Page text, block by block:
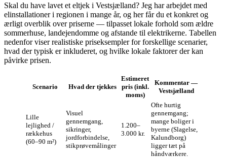
Skal du have lavet et eltjek i Vestsjælland? Jeg har arbejdet med
elinstallationer i regionen i mange år, og her får du et konkret og
ærligt overblik over priserne — tilpasset lokale forhold som ældre
sommerhuse, landejendomme og afstande til elektrikerne. Tabellen
nedenfor viser realistiske priseksempler for forskellige scenarier,
hvad der typisk er inkluderet, og hvilke lokale faktorer der kan
påvirke prisen.
Scenario Hvad der tjekkes
Estimeret
pris (inkl.
moms)
Kommentar —
Vestsjælland
Lille
lejlighed /
rækkehus
(60–90 m²)
Visuel
gennemgang,
sikringer,
jordforbindelse,
stikprøvemålinger
1.200–
3.000 kr.
Ofte hurtig
gennemgang;
mange boliger i
byerne (Slagelse,
Kalundborg)
ligger tæt på
håndværkere.